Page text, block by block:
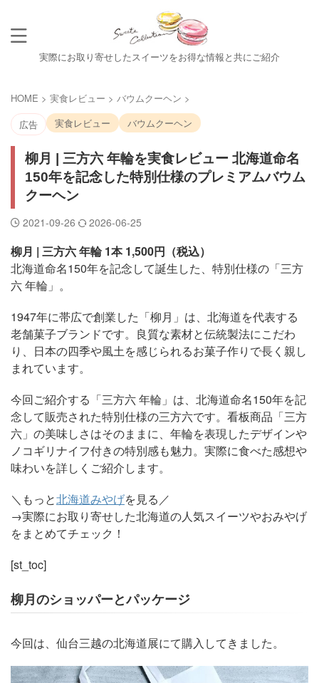
実際にお取り寄せしたスイーツをお得な情報と共にご紹介
HOME > 実食レビュー > バウムクーヘン >
広告
実食レビュー バウムクーヘン
柳月 | 三方六 年輪を実食レビュー 北海道命名
150年を記念した特別仕様のプレミアムバウム
クーヘン
2021-09-26 2026-06-25
柳月 | 三方六 年輪 1本 1,500円（税込）
北海道命名150年を記念して誕生した、特別仕様の「三方
六 年輪」。
1947年に帯広で創業した「柳月」は、北海道を代表する
老舗菓子ブランドです。良質な素材と伝統製法にこだわ
り、日本の四季や風土を感じられるお菓子作りで長く親し
まれています。
今回ご紹介する「三方六 年輪」は、北海道命名150年を記
念して販売された特別仕様の三方六です。看板商品「三方
六」の美味しさはそのままに、年輪を表現したデザインや
ノコギリナイフ付きの特別感も魅力。実際に食べた感想や
味わいを詳しくご紹介します。
＼もっと北海道みやげを見る／
→実際にお取り寄せした北海道の人気スイーツやおみやげ
をまとめてチェック！
[st_toc]
柳月のショッパーとパッケージ
今回は、仙台三越の北海道展にて購入してきました。